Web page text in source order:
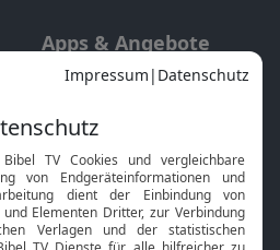
Apps & Angebote
Mobile App
Smart TV
HbbTV
Bibelthek Online-Bibel